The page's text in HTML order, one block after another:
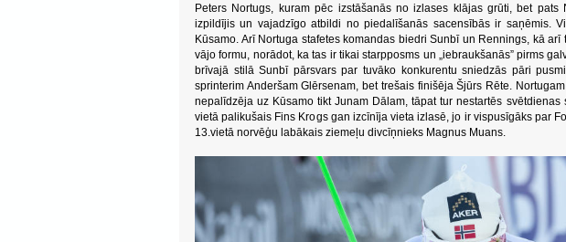
Peters Nortugs, kuram pēc izstāšanās no izlases klājas grūti, bet
izpildījis un vajadzīgo atbildi no piedalīšanās sacensībās ir saņēmis.
Kūsamo. Arī Nortuga stafetes komandas biedri Sunbī un Rennings, kā
vājo formu, norādot, ka tas ir tikai starpposms un „iebraukšanās” pirms
brīvajā stilā Sunbī pārsvars par tuvāko konkurentu sniedzās pāri
sprinterim Anderšam Glērsenam, bet trešais finišēja Šjūrs Rēte.
nepalīdzēja uz Kūsamo tikt Junam Dālam, tāpat tur nestartēs
vietā palikušais Fins Krogs gan izcīnīja vieta izlasē, jo ir vispusīgāks par
13.vietā norvēģu labākais ziemeļu divcīņnieks Magnus Muans.